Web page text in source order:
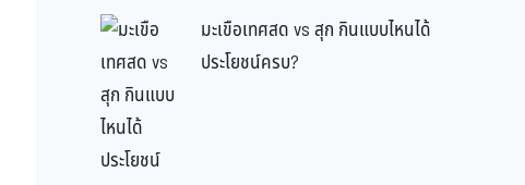
มะเขือเทศสด vs สุก กินแบบไหนได้
ประโยชน์ครบ?